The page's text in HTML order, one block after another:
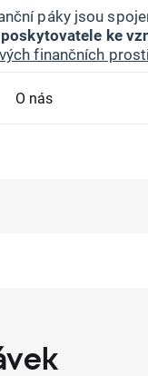
páky jsou
ke
finančních
O nás